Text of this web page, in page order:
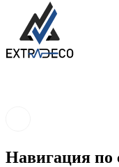
Навигация по